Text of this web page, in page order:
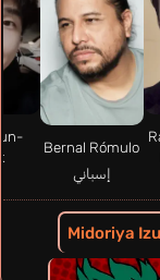
Bernal Rómulo
إسباني
Midoriya